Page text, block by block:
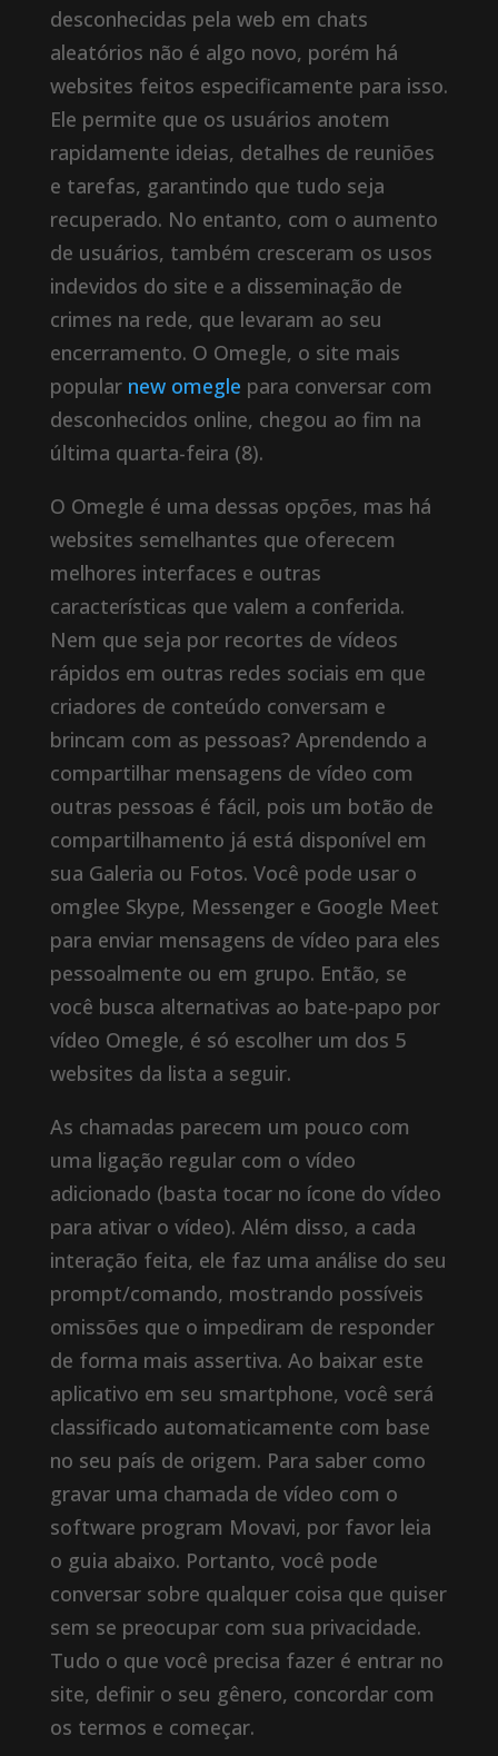
desconhecidas pela web em chats
aleatórios não é algo novo, porém há
websites feitos especificamente para isso.
Ele permite que os usuários anotem
rapidamente ideias, detalhes de reuniões
e tarefas, garantindo que tudo seja
recuperado. No entanto, com o aumento
de usuários, também cresceram os usos
indevidos do site e a disseminação de
crimes na rede, que levaram ao seu
encerramento. O Omegle, o site mais
popular new omegle para conversar com
desconhecidos online, chegou ao fim na
última quarta-feira (8).
O Omegle é uma dessas opções, mas há
websites semelhantes que oferecem
melhores interfaces e outras
características que valem a conferida.
Nem que seja por recortes de vídeos
rápidos em outras redes sociais em que
criadores de conteúdo conversam e
brincam com as pessoas? Aprendendo a
compartilhar mensagens de vídeo com
outras pessoas é fácil, pois um botão de
compartilhamento já está disponível em
sua Galeria ou Fotos. Você pode usar o
omglee Skype, Messenger e Google Meet
para enviar mensagens de vídeo para eles
pessoalmente ou em grupo. Então, se
você busca alternativas ao bate-papo por
vídeo Omegle, é só escolher um dos 5
websites da lista a seguir.
As chamadas parecem um pouco com
uma ligação regular com o vídeo
adicionado (basta tocar no ícone do vídeo
para ativar o vídeo). Além disso, a cada
interação feita, ele faz uma análise do seu
prompt/comando, mostrando possíveis
omissões que o impediram de responder
de forma mais assertiva. Ao baixar este
aplicativo em seu smartphone, você será
classificado automaticamente com base
no seu país de origem. Para saber como
gravar uma chamada de vídeo com o
software program Movavi, por favor leia
o guia abaixo. Portanto, você pode
conversar sobre qualquer coisa que quiser
sem se preocupar com sua privacidade.
Tudo o que você precisa fazer é entrar no
site, definir o seu gênero, concordar com
os termos e começar.